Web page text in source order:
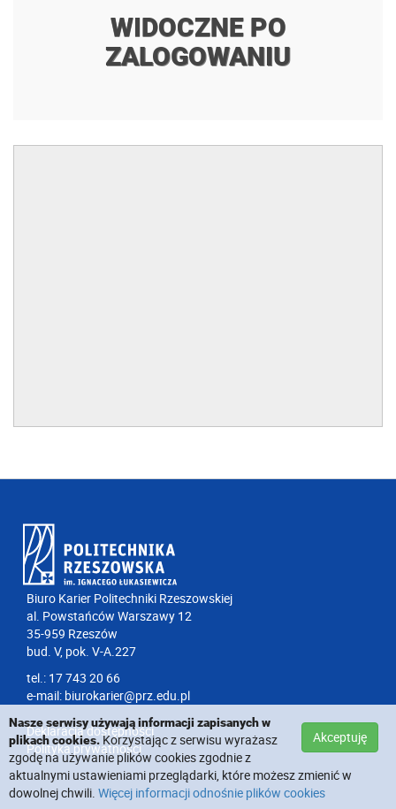
WIDOCZNE PO
ZALOGOWANIU
Biuro Karier Politechniki Rzeszowskiej
al. Powstańców Warszawy 12
35-959 Rzeszów
bud. V, pok. V-A.227
tel.: 17 743 20 66
e-mail: biurokarier@prz.edu.pl
Deklaracja dostępności
Polityka prywatności
Akceptuję
Nasze serwisy używają informacji zapisanych w
plikach cookies.Korzystając z serwisu wyrażasz
zgodę na używanie plików cookies zgodnie z
aktualnymi ustawieniami przeglądarki, które możesz zmienić w
dowolnej chwili. Więcej informacji odnośnie plików cookies